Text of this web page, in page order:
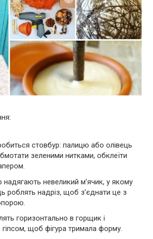
стовбур: палицю або олівець
зеленими нитками, обклеїти
надягають невеликий м’ячик, у якому
роблять надріз, щоб з’єднати це з
горизонтально в горщик і
щоб фігура тримала форму.